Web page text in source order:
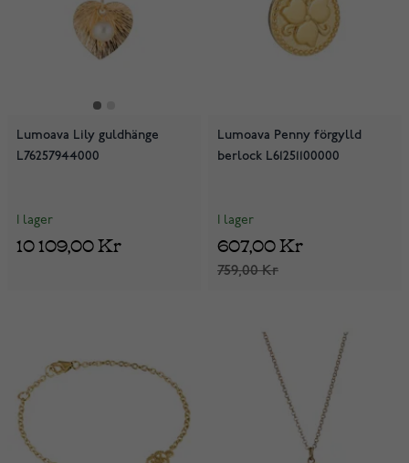
Lumoava Lily guldhänge
L76257944000
I lager
10 109,00 Kr
Lumoava Penny förgylld
berlock L61251100000
I lager
759,00 Kr
607,00 Kr